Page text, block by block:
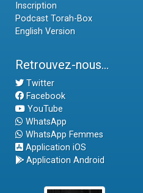
Inscription
Podcast Torah-Box
English Version
Retrouvez-nous...
Twitter
Facebook
YouTube
WhatsApp
WhatsApp Femmes
Application iOS
Application Android